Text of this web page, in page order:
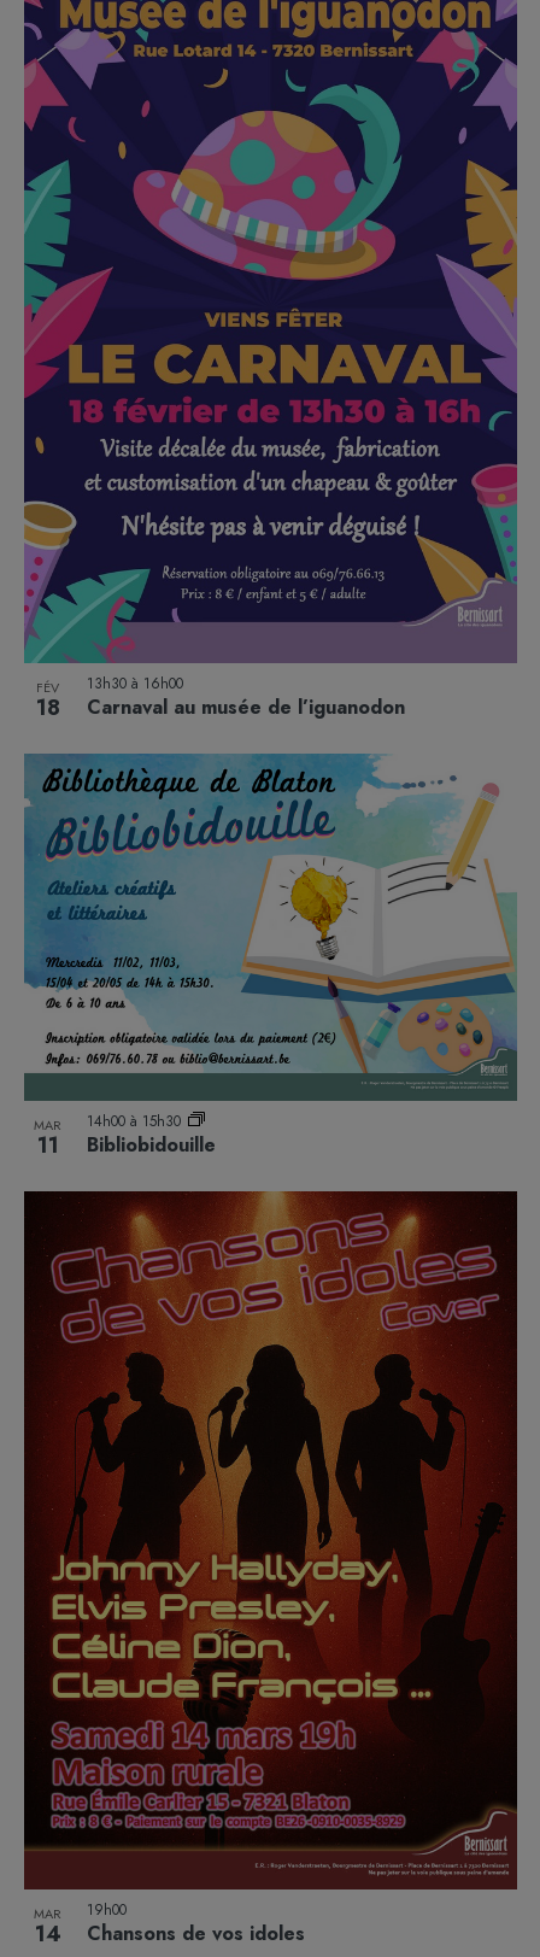
FÉV
18 Carnaval au musée de l’iguanodon
13h30 à 16h00
MAR
11 Bibliobidouille
14h00 à 15h30
MAR
14 Chansons de vos idoles
19h00